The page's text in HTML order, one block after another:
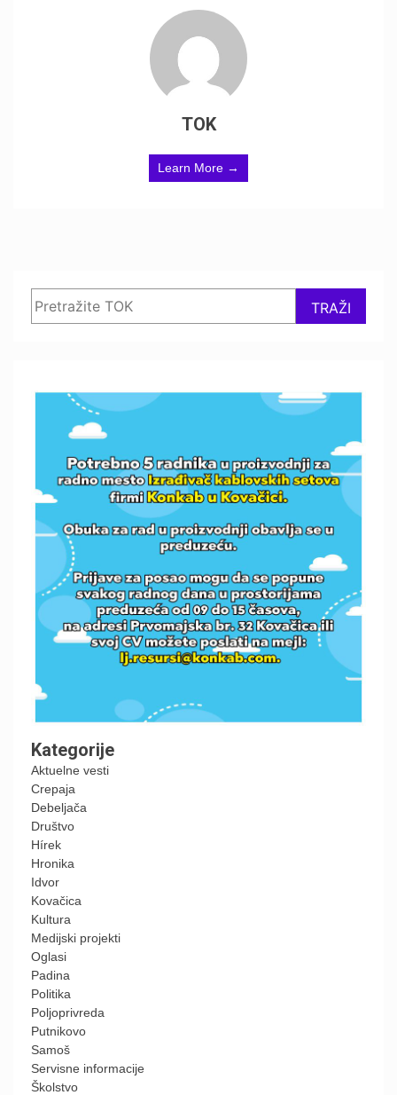
TOK
Learn More →
TRAŽI
Kategorije
Aktuelne vesti
Crepaja
Debeljača
Društvo
Hírek
Hronika
Idvor
Kovačica
Kultura
Medijski projekti
Oglasi
Padina
Politika
Poljoprivreda
Putnikovo
Samoš
Servisne informacije
Školstvo